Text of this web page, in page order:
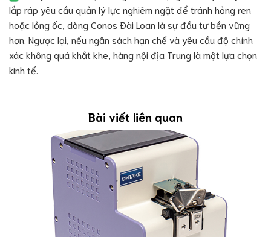
lắp ráp yêu cầu quản lý lực nghiêm ngặt để tránh hỏng ren
hoặc lỏng ốc, dòng Conos Đài Loan là sự đầu tư bền vững
hơn. Ngược lại, nếu ngân sách hạn chế và yêu cầu độ chính
xác không quá khắt khe, hàng nội địa Trung là một lựa chọn
kinh tế.
Bài viết liên quan